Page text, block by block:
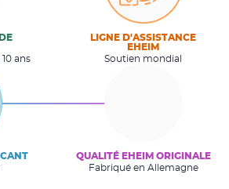
ans
LIGNE D'ASSISTANCE
EHEIM
Soutien mondial
QUALITÉ EHEIM ORIGINALE
Fabriqué en Allemagne